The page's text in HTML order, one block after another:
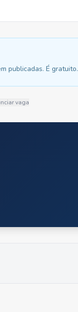
publicadas. É gratuito.
vaga